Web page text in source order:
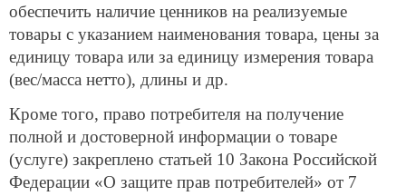
обеспечить наличие ценников на реализуемые
товары с указанием наименования товара, цены за
единицу товара или за единицу измерения товара
(вес/масса нетто), длины и др.
Кроме того, право потребителя на получение
полной и достоверной информации о товаре
(услуге) закреплено статьей 10 Закона Российской
Федерации «О защите прав потребителей» от 7